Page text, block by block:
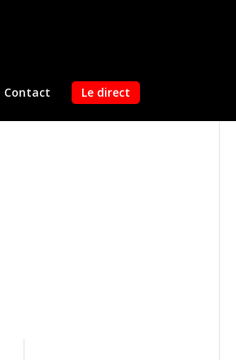
Contact Le direct